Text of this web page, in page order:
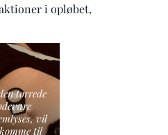
i opløbet,
tørrede
vil
til